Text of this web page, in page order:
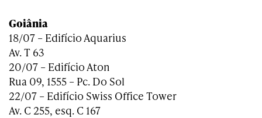
Goiânia
18/07 – Edifício Aquarius
Av. T 63
20/07 – Edifício Aton
Rua 09, 1555 – Pc. Do Sol
22/07 – Edifício Swiss Office Tower
Av. C 255, esq. C 167